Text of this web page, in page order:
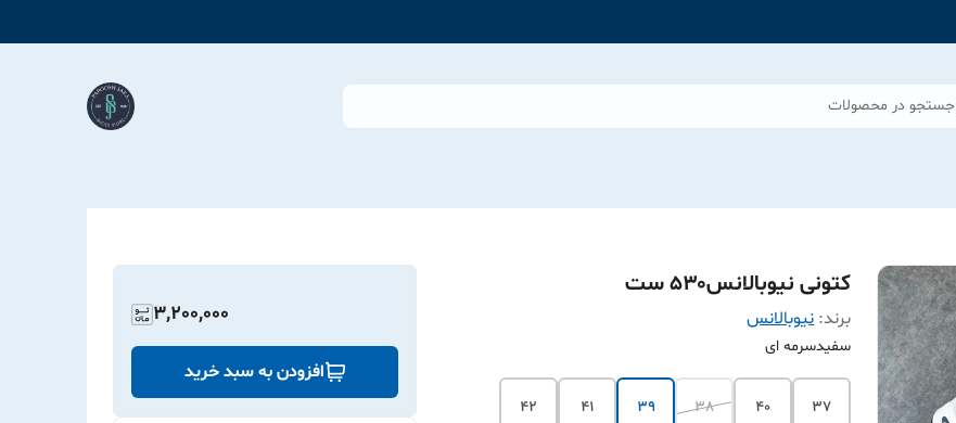
جستجو در محصولات
کتونی نیوبالانس۵۳۰ ست
برند: نیوبالانس
سفیدسرمه ای
۳۷ ۴۰ 38
39 ۴۱ ۴۲
3,200,000
افزودن به سبد خرید